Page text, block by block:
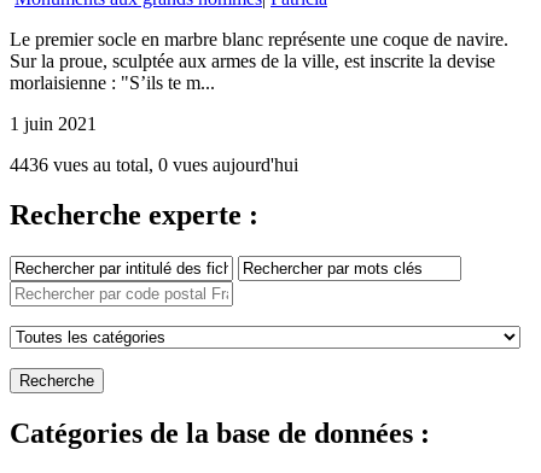
Le premier socle en marbre blanc représente une coque de navire.
Sur la proue, sculptée aux armes de la ville, est inscrite la devise
morlaisienne : "S’ils te m...
1 juin 2021
4436 vues au total, 0 vues aujourd'hui
Recherche experte :
Catégories de la base de données :